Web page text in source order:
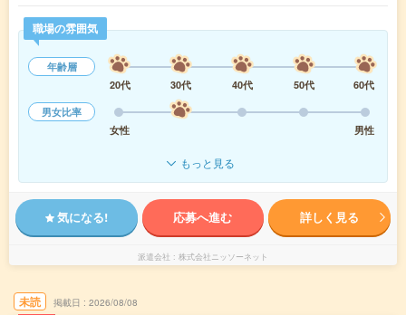
職場の雰囲気
年齢層
20代
30代 40代 50代
60代
男女比率
女性
男性
もっと見る
気になる! 応募へ進む 詳しく見る
派遣会社 株式会社ニッソーネット
未読 掲載日 2026/08/08